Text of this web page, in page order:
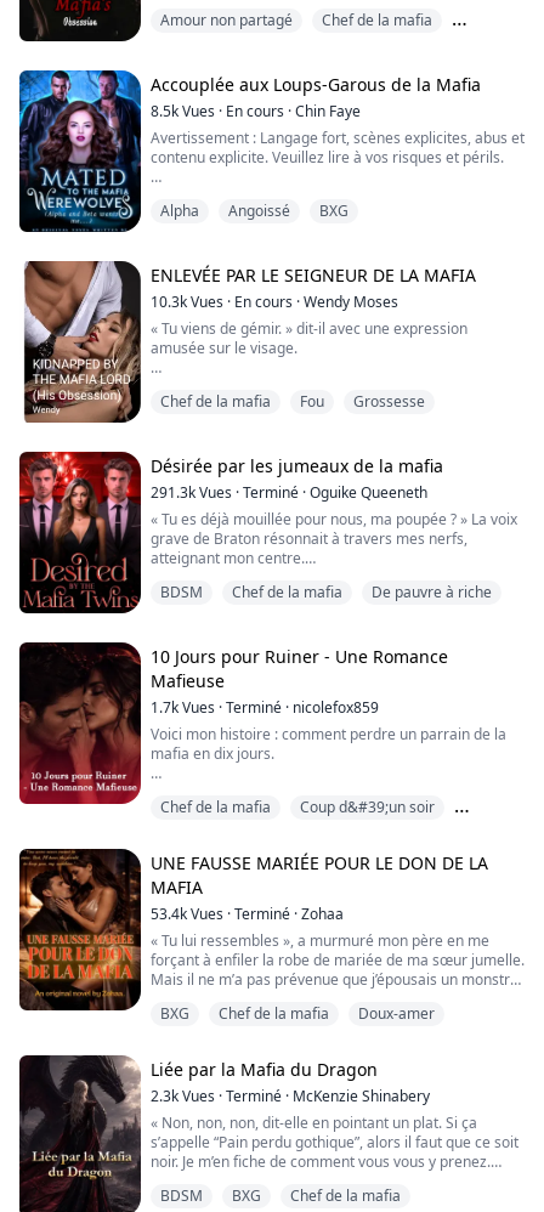
l'accepteras, mieux ce sera pour toi. Je m'assurerai que
tien. Je te...
Amour non partagé
Chef de la mafia
Accouplée aux Loups-Garous de la Mafia
8.5kVues · En cours ·Chin Faye
Avertissement : Langage fort, scènes explicites, abus et
contenu explicite. Veuillez lire à vos risques et périls.
tête.
Les narines de Sandro se dilatèrent alors qu'il reniflait
ses cheveux enroulés dans ses mains, Vanille et Frais...
Alpha Angoissé BXG
ENLEVÉE PAR LE SEIGNEUR DE LA MAFIA
10.3kVues · En cours ·Wendy Moses
« Tu viens de gémir. » dit-il avec une expression
amusée sur le visage.
plaisir avec un monstre comme toi. » répliqua-t-elle.
te fais, chaque instant, » ricana-t-il.
Odessa n'avait que vingt ans lorsque ses parents l'ont
mariée de force à un jeune multimillion...
Chef de la mafia Fou Grossesse
Désirée par les jumeaux de la mafia
291.3kVues ·Terminé ·Oguike Queeneth
« Tu es déjà mouillée pour nous, ma poupée ? » La voix
grave de Braton résonnait à travers mes nerfs,
atteignant mon centre.
« Enlève tes vêtements lentement, » ordonna Lucien,
« Va t'allonger sur le lit et écarte bien ta petite chatte
pour qu'on puisse admirer. » Sans hésitation, j'obéis.
« Tellement réceptive. »
__...
BDSM Chef de la mafia De pauvre à riche
10 Jours pour Ruiner - Une Romance
Mafieuse
1.7kVues ·Terminé · nicolefox859
Voici mon histoire : comment perdre un parrain de la
mafia en dix jours.
Parce que, dans ma famille, c’est mon père qui fait la
loi.
Et lui dit que ce mariage aura lieu.
Alors il me propose un marché.
Dix jours.
Pour apprendre à connaître Sasha.
Voir si je...
Chef de la mafia
Coup d&#39;un soir
UNE FAUSSE MARIÉE POUR LE DON DE LA
MAFIA
53.4kVues ·Terminé ·Zohaa
« Tu lui ressembles », a murmuré mon père en me
forçant à enfiler la robe de mariée de ma sœur jumelle.
Mais il ne m’a pas prévenue que j’épousais un monstre.
Ma sœur jumelle s’est enfuie, me laissant épouser
remonté l’allée en tremblant, priant pour qu’il ne
remarque pas l’échange. Mais au moment où il m’a
embrassée à l’autel, sa langue a...
BXG Chef de la mafia Doux-amer
Liée par la Mafia du Dragon
2.3kVues ·Terminé · McKenzie Shinabery
« Non, non, non, dit-elle en pointant un plat. Si ça
s’appelle “Pain perdu gothique”, alors il faut que ce soit
noir. Je m’en fiche de comment vous vous y prenez.
démon. N’importe quoi. »
BDSM BXG Chef de la mafia